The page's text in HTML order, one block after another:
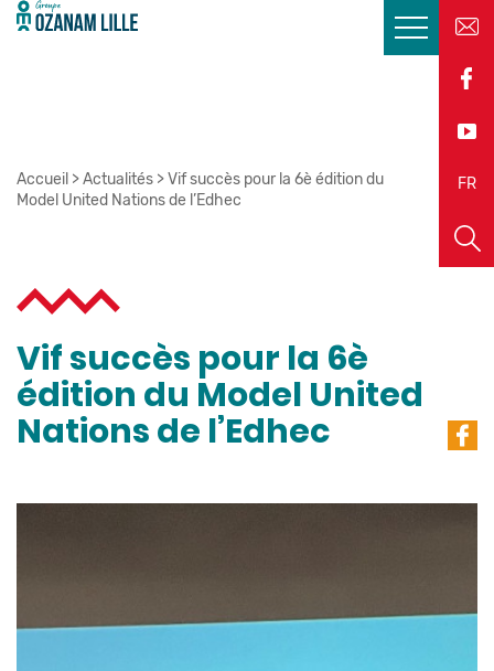
FR
EN
Accueil >Actualités >Vif succès pour la 6è édition du
Model United Nations de l’Edhec
Vif succès pour la 6è
édition du Model United
Nations de l’Edhec